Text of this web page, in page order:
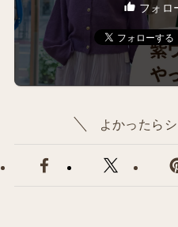
フォロ
よかったら